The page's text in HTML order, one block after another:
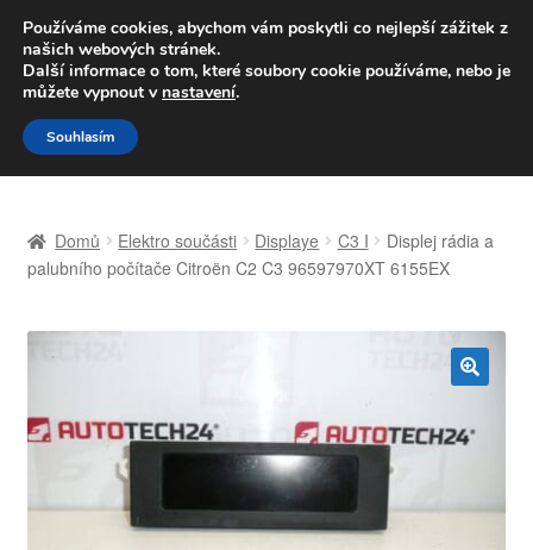
DOPRAVA od 139,-Kč
Volejte po-pá 9-16 704 494 494
Přeskočit
na
navigaci
Přejít
k
obsahu
Celosvětová doprava
Košík
Můj účet
Domů Elektro součásti Displaye C3 I
Displej rádia a
palubního počítače Citroën C2 C3 96597970XT 6155EX
Používáme cookies, abychom vám poskytli co nejlepší zážitek z
našich webových stránek.
Další informace o tom, které soubory cookie používáme, nebo je
můžete vypnout v nastavení.
Souhlasím